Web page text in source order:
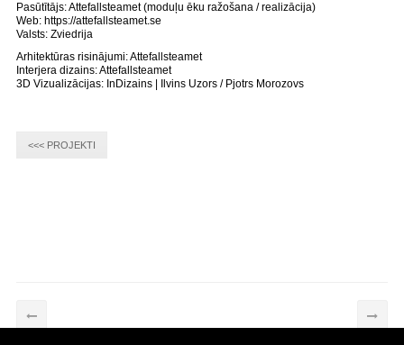
Pasūtītājs: Attefallsteamet (moduļu ēku ražošana / realizācija)
Web: https://attefallsteamet.se
Valsts: Zviedrija
Arhitektūras risinājumi: Attefallsteamet
Interjera dizains: Attefallsteamet
3D Vizualizācijas: InDizains | Ilvins Uzors / Pjotrs Morozovs
<<< PROJEKTI